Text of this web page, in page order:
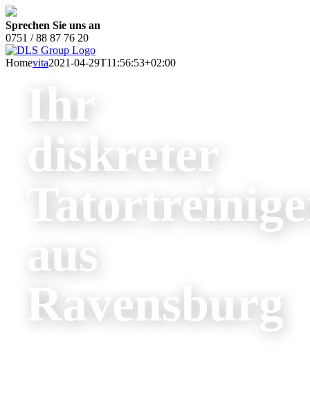
Zum
Inhalt
springen
Sprechen Sie uns an
0751 / 88 87 76 20
Homevita2021-04-29T11:56:53+02:00
Ihr
diskreter
aus
Ravensburg